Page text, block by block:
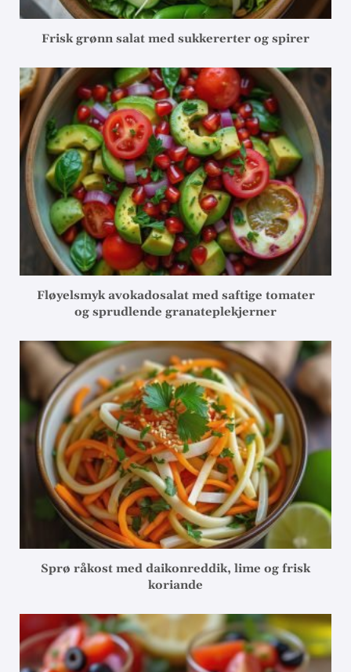
Frisk grønn salat med sukkererter og spirer
Fløyelsmyk avokadosalat med saftige tomater
og sprudlende granateplekjerner
Sprø råkost med daikonreddik, lime og frisk
koriande